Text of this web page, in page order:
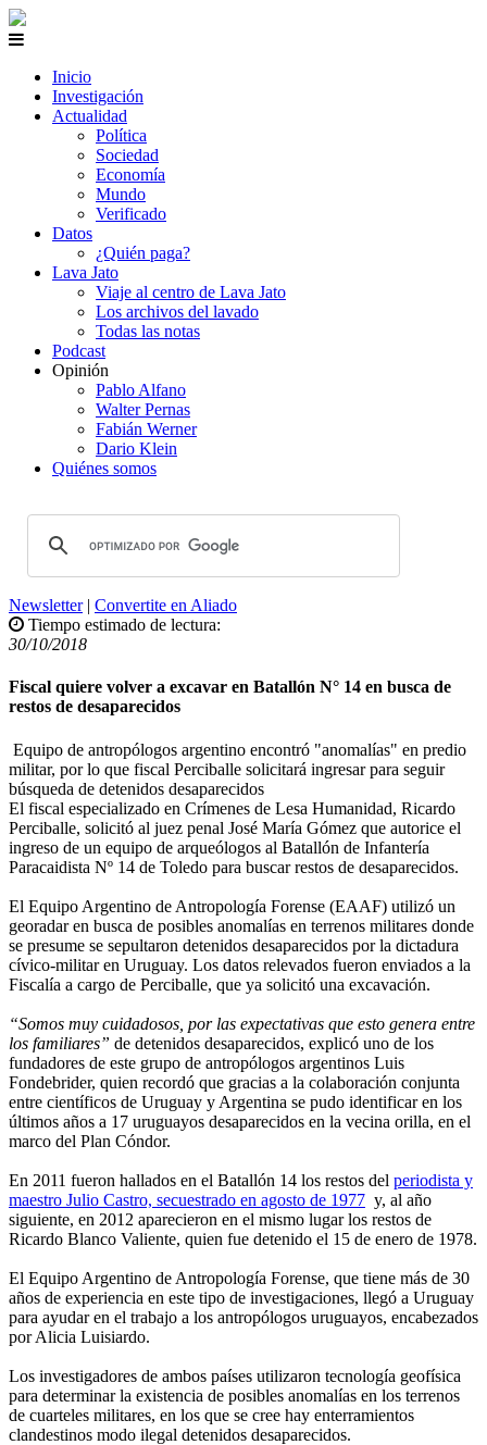
Inicio
Investigación
Actualidad
Política
Sociedad
Economía
Mundo
Verificado
Datos
¿Quién paga?
Lava Jato
Viaje al centro de Lava Jato
Los archivos del lavado
Todas las notas
Podcast
Opinión
Pablo Alfano
Walter Pernas
Fabián Werner
Dario Klein
Quiénes somos
Newsletter| Convertite en Aliado
Tiempo estimado de lectura:
30/10/2018
Fiscal quiere volver a excavar en Batallón N° 14 en busca de
restos de desaparecidos
Equipo de antropólogos argentino encontró "anomalías" en predio
militar, por lo que fiscal Perciballe solicitará ingresar para seguir
búsqueda de detenidos desaparecidos
El fiscal especializado en Crímenes de Lesa Humanidad, Ricardo
Perciballe, solicitó al juez penal José María Gómez que autorice el
ingreso de un equipo de arqueólogos al Batallón de Infantería
Paracaidista Nº 14 de Toledo para buscar restos de desaparecidos.
El Equipo Argentino de Antropología Forense (EAAF) utilizó un
georadar en busca de posibles anomalías en terrenos militares donde
se presume se sepultaron detenidos desaparecidos por la dictadura
cívico-militar en Uruguay. Los datos relevados fueron enviados a la
Fiscalía a cargo de Perciballe, que ya solicitó una excavación.
“Somos muy cuidadosos, por las expectativas que esto genera entre
los familiares” de detenidos desaparecidos, explicó uno de los
fundadores de este grupo de antropólogos argentinos Luis
Fondebrider, quien recordó que gracias a la colaboración conjunta
entre científicos de Uruguay y Argentina se pudo identificar en los
últimos años a 17 uruguayos desaparecidos en la vecina orilla, en el
marco del Plan Cóndor.
En 2011 fueron hallados en el Batallón 14 los restos del periodista y
maestro Julio Castro, secuestrado en agosto de 1977 y, al año
siguiente, en 2012 aparecieron en el mismo lugar los restos de
Ricardo Blanco Valiente, quien fue detenido el 15 de enero de 1978.
El Equipo Argentino de Antropología Forense, que tiene más de 30
años de experiencia en este tipo de investigaciones, llegó a Uruguay
para ayudar en el trabajo a los antropólogos uruguayos, encabezados
por Alicia Luisiardo.
Los investigadores de ambos países utilizaron tecnología geofísica
para determinar la existencia de posibles anomalías en los terrenos
de cuarteles militares, en los que se cree hay enterramientos
clandestinos modo ilegal detenidos desaparecidos.